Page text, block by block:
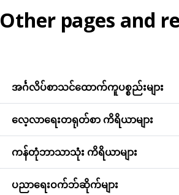
Other pages and
အင်္ဂလိပ်စာသင်ထောက်ကူပစ္စည်းများ
လေ့လာရေးတရုတ်စာ ကိရိယာများ
ကန်တုံဘာသာသုံး ကိရိယာများ
ပညာရေးဝက်ဘ်ဆိုက်များ